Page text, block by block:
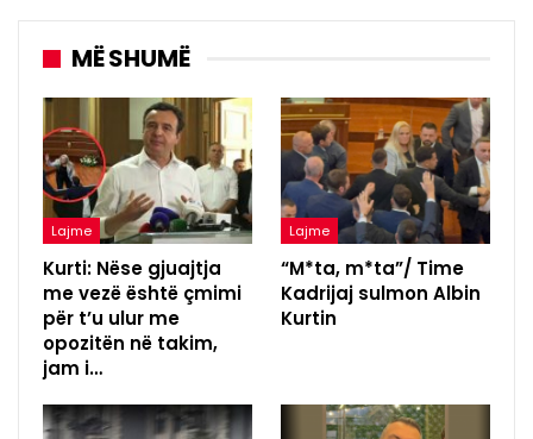
MË SHUMË
Lajme
Kurti: Nëse gjuajtja
me vezë është çmimi
për t’u ulur me
opozitën në takim,
jam i…
Lajme
“M*ta, m*ta”/ Time
Kadrijaj sulmon Albin
Kurtin